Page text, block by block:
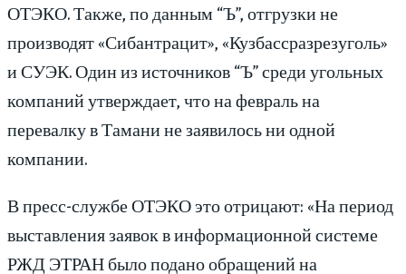
ОТЭКО. Также, по данным “Ъ”, отгрузки не
производят «Сибантрацит», «Кузбассразрезуголь»
и СУЭК. Один из источников “Ъ” среди угольных
компаний утверждает, что на февраль на
перевалку в Тамани не заявилось ни одной
компании.
В пресс-службе ОТЭКО это отрицают: «На период
выставления заявок в информационной системе
РЖД ЭТРАН было подано обращений на